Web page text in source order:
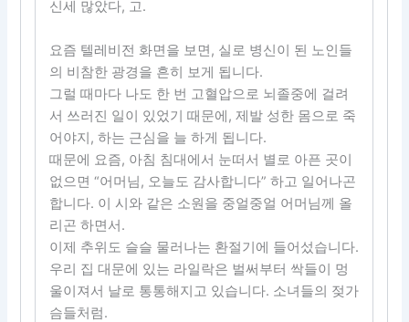
신세 많았다, 고.
요즘 텔레비전 화면을 보면, 실로 병신이 된 노인들
의 비참한 광경을 흔히 보게 됩니다.
그럴 때마다 나도 한 번 고혈압으로 뇌졸중에 걸려
서 쓰러진 일이 있었기 때문에, 제발 성한 몸으로 죽
어야지, 하는 근심을 늘 하게 됩니다.
때문에 요즘, 아침 침대에서 눈떠서 별로 아픈 곳이
없으면 “어머님, 오늘도 감사합니다” 하고 일어나곤
합니다. 이 시와 같은 소원을 중얼중얼 어머님께 올
리곤 하면서.
이제 추위도 슬슬 물러나는 환절기에 들어섰습니다.
우리 집 대문에 있는 라일락은 벌써부터 싹들이 멍
울이져서 날로 통통해지고 있습니다. 소녀들의 젖가
슴들처럼.